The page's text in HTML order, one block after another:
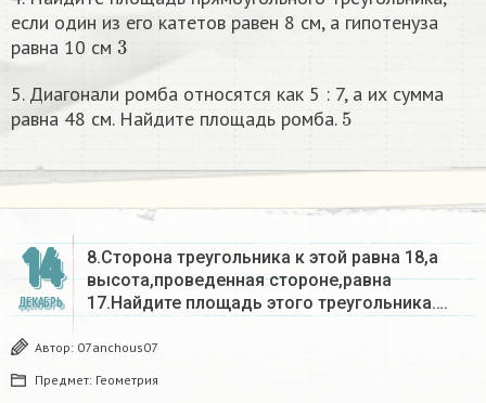
если один из его катетов равен 8 см, а гипотенуза
равна 10 см 3
5. Диагонали ромба относятся как 5 : 7, а их сумма
равна 48 см. Найдите площадь ромба. 5
14
ДЕКАБРЬ
8.Сторона треугольника к этой равна 18,а
высота,проведенная стороне,равна
17.Найдите площадь этого треугольника….
Автор: 07anchous07
Предмет: Геометрия